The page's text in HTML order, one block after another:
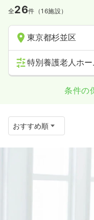
全26件（16施設）
東京都杉並区
特別養護老人ホー
条件の